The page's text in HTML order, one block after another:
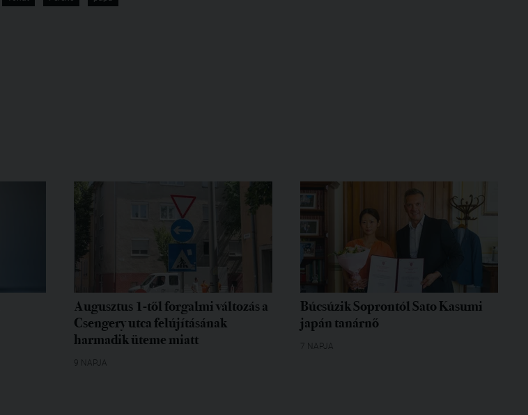
Augusztus 1-től forgalmi változás a
Csengery utca felújításának
harmadik üteme miatt
9 NAPJA
Búcsúzik Soprontól Sato Kasumi
japán tanárnő
7 NAPJA